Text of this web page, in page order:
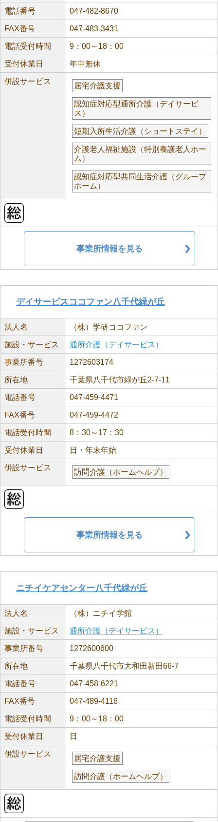
電話番号 047-482-8670
FAX番号 047-483-3431
電話受付時間 9：00～18：00
受付休業日 年中無休
併設サービス
居宅介護支援
認知症対応型通所介護（デイサービ
ス）
短期入所生活介護（ショートステイ）
介護老人福祉施設（特別養護老人ホー
ム）
認知症対応型共同生活介護（グループ
ホーム）
事業所情報を見る
デイサービスココファン八千代緑が丘
法人名 （株）学研ココファン
施設・サービス 通所介護（デイサービス）
事業所番号 1272603174
所在地 千葉県八千代市緑が丘2-7-11
電話番号 047-459-4471
FAX番号 047-459-4472
電話受付時間 8：30～17：30
受付休業日 日・年末年始
併設サービス
訪問介護（ホームヘルプ）
事業所情報を見る
ニチイケアセンター八千代緑が丘
法人名 （株）ニチイ学館
施設・サービス 通所介護（デイサービス）
事業所番号 1272600600
所在地 千葉県八千代市大和田新田66-7
電話番号 047-458-6221
FAX番号 047-489-4116
電話受付時間 9：00～18：00
受付休業日 日
併設サービス
居宅介護支援
訪問介護（ホームヘルプ）